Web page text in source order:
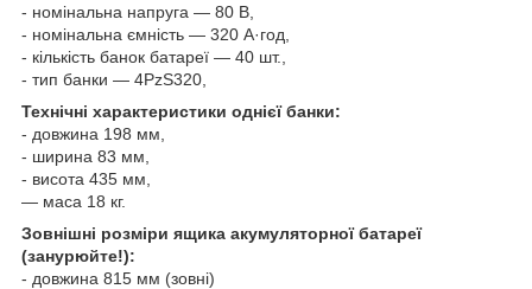
- номінальна напруга — 80 В,
- номінальна ємність — 320 А·год,
- кількість банок батареї — 40 шт.,
- тип банки — 4PzS320,
Технічні характеристики однієї банки:
- довжина 198 мм,
- ширина 83 мм,
- висота 435 мм,
— маса 18 кг.
Зовнішні розміри ящика акумуляторної батареї
(занурюйте!):
- довжина 815 мм (зовні)